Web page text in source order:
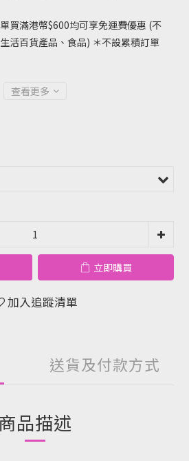
買滿港幣$600均可享免運費優惠 (不
活百貨產品、食品) ＊不設累積訂單
查看更多
立即購買
加入追蹤清單
送貨及付款方式
品描述